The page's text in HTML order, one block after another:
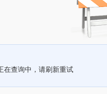
在查询中，请刷新重试